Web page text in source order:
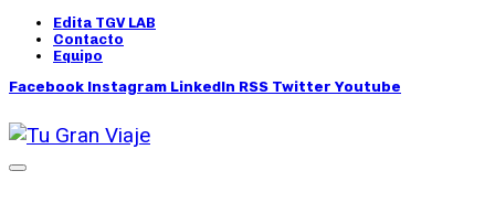
Edita TGV LAB
Contacto
Equipo
Facebook Instagram LinkedIn RSS Twitter Youtube